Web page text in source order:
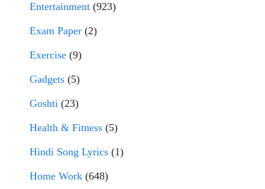
Entertainment (923)
Exam Paper (2)
Exercise (9)
Gadgets (5)
Goshti (23)
Health & Fitness (5)
Hindi Song Lyrics (1)
Home Work (648)